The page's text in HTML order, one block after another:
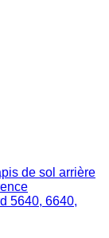
de sol arrière
5640, 6640,